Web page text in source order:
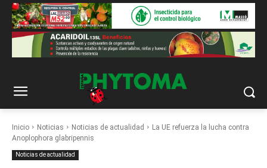
Inicio Noticias Noticias de actualidad
La UE refuerza la lucha contra
Anoplophora glabripennis
Noticias de actualidad